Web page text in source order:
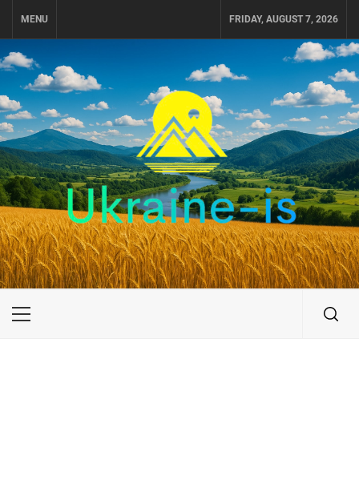
MENU FRIDAY, AUGUST 7, 2026
UKRAINE-IS
ПУТЕШЕСТВИЕ ПО УКРАИНЕ
Primary